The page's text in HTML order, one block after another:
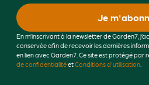
Je
En m’inscrivant à la newsletter de Garden7,
conservée afin de recevoir les dernières
en lien avec Garden7. Ce site est protégé par
de confidentialitéetConditions d'utilisation.